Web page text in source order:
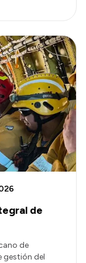
de
de
gestión del